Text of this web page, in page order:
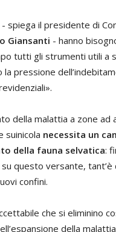
spiega il presidente di
Giansanti - hanno
tutti gli strumenti utili a
la pressione
della malattia a zone
suinicola necessita un
della fauna selvatica:
questo versante, tant’è
confini.
che si eliminino
della